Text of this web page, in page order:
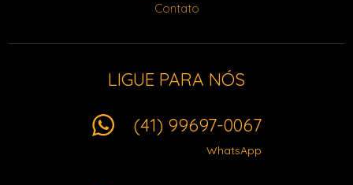
Contato
LIGUE PARA NÓS
(41) 99697-0067
WhatsApp